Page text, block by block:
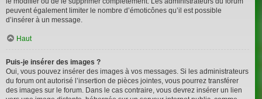
peuvent également limiter le nombre d’émoticônes qu’il est possible
d’insérer à un message.
Haut
Puis-je insérer des images ?
Oui, vous pouvez insérer des images à vos messages. Si les administrateurs
du forum ont autorisé l’insertion de pièces jointes, vous pourrez transférer
des images sur le forum. Dans le cas contraire, vous devrez insérer un lien